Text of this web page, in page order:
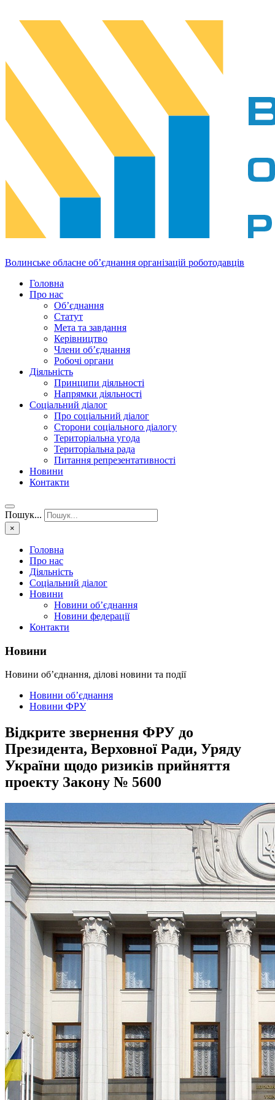
Волинське обласне об’єднання організацій роботодавців
Головна
Про нас
Об’єднання
Статут
Мета та завдання
Керівництво
Члени об’єднання
Робочі органи
Діяльність
Принципи діяльності
Напрямки діяльності
Соціальний діалог
Про соціальний діалог
Сторони соціального діалогу
Територіальна угода
Територіальна рада
Питання репрезентативності
Новини
Контакти
Пошук...
×
Головна
Про нас
Діяльність
Соціальний діалог
Новини
Новини об’єднання
Новини федерації
Контакти
Новини
Новини об’єднання, ділові новини та події
Новини об’єднання
Новини ФРУ
Відкрите звернення ФРУ до
Президента, Верховної Ради, Уряду
України щодо ризиків прийняття
проекту Закону № 5600